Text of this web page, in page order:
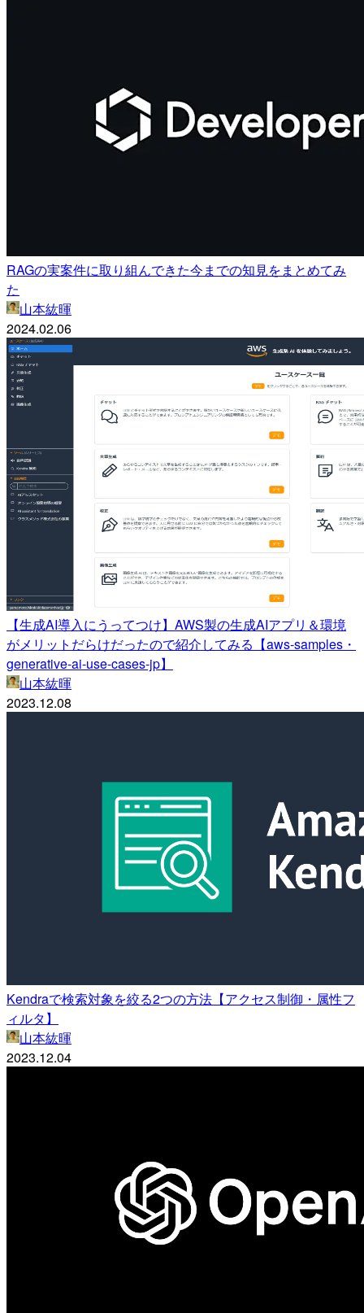
RAGの実案件に取り組んできた今までの知見をまとめてみ
た
山本紘暉
2024.02.06
【生成AI導入にうってつけ】AWS製の生成AIアプリ＆環境
がメリットだらけだったので紹介してみる【aws-samples・
generative-ai-use-cases-jp】
山本紘暉
2023.12.08
Kendraで検索対象を絞る2つの方法【アクセス制御・属性フ
ィルタ】
山本紘暉
2023.12.04